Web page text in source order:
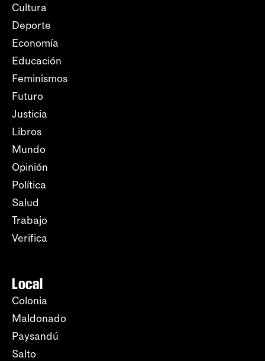
Cultura
Deporte
Economía
Educación
Feminismos
Futuro
Justicia
Libros
Mundo
Opinión
Política
Salud
Trabajo
Verifica
Local
Colonia
Maldonado
Paysandú
Salto